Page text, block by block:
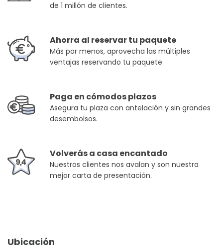
de 1 millón de clientes.
Ahorra al reservar tu paquete
Más por menos, aprovecha las múltiples
ventajas reservando tu paquete.
Paga en cómodos plazos
Asegura tu plaza con antelación y sin grandes
desembolsos.
Volverás a casa encantado
Nuestros clientes nos avalan y son nuestra
mejor carta de presentación.
Ubicación